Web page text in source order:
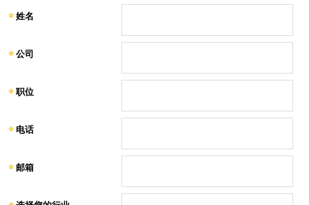
姓名
公司
职位
电话
邮箱